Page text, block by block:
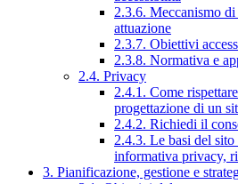
2.3.6. Meccanismo
attuazione
2.3.7. Obiettivi
2.3.8. Normativa e
2.4. Privacy
2.4.1. Come
progettazione di un
2.4.2. Richiedi il
2.4.3. Le basi del
informativa privacy,
3. Pianificazione, gestione e